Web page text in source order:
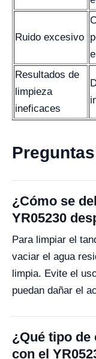
Ruido excesivo
Resultados de
limpieza
ineficaces
¿Cómo se
YR05230
Para limpiar el
vaciar el agua
limpia. Evite el
puedan dañar el
¿Qué tipo
con el